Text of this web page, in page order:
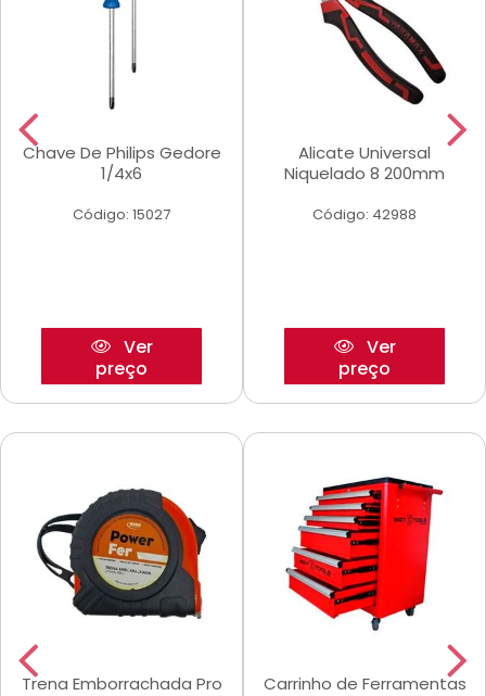
Chave De Philips Gedore
1/4x6
Código: 15027
Ver
preço
Alicate Universal
Niquelado 8 200mm
Código: 42988
Ver
preço
Trena Emborrachada Pro
Carrinho de Ferramentas